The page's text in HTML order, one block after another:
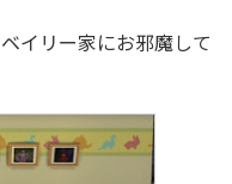
イリー家にお邪魔して